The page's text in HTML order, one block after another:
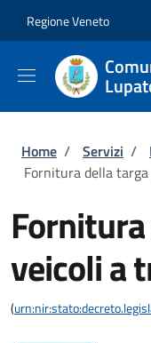
Regione Veneto
Briciole di
Home / Servizi /
Fornitura della
veicoli a
(